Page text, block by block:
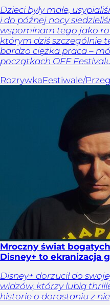
Dzieci były małe,
i do późnej nocy
wspominam tego jako
którym dziś szczególnie
bardzo ciężka praca –
początkach OFF
RozrywkaFestiwale/
Mroczny świat
Disney+ to ekranizacja
Disney+ dorzucił do
widzów, którzy lubią
historie o dorastaniu z